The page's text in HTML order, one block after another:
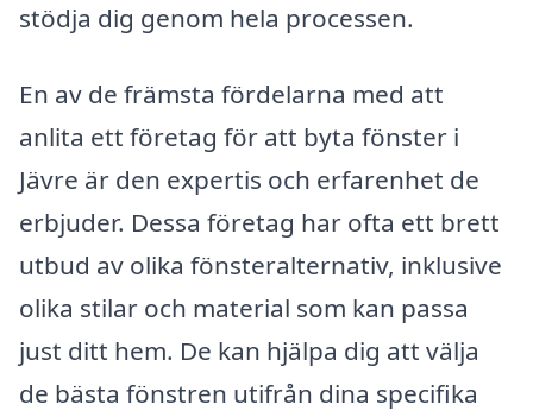
stödja dig genom hela processen.
En av de främsta fördelarna med att
anlita ett företag för att byta fönster i
Jävre är den expertis och erfarenhet de
erbjuder. Dessa företag har ofta ett brett
utbud av olika fönsteralternativ, inklusive
olika stilar och material som kan passa
just ditt hem. De kan hjälpa dig att välja
de bästa fönstren utifrån dina specifika